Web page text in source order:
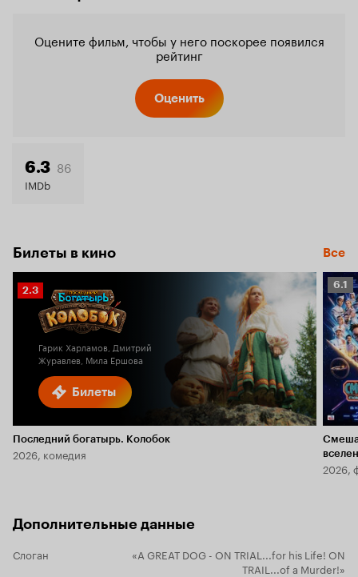
Оцените фильм, чтобы у него поскорее появился
рейтинг
Оценить
6.3 86
IMDb
Билеты в кино Все
Билеты
Рейтинг
Кинопоиска
2.3
Гарик Харламов, Дмитрий
Журавлев, Мила Ершова
Последний богатырь. Колобок
2026, комедия
6.1
6.1
2026,
Дополнительные данные
Слоган
«A GREAT DOG - ON TRIAL...for his Life! ON
TRAIL...of a Murder!»